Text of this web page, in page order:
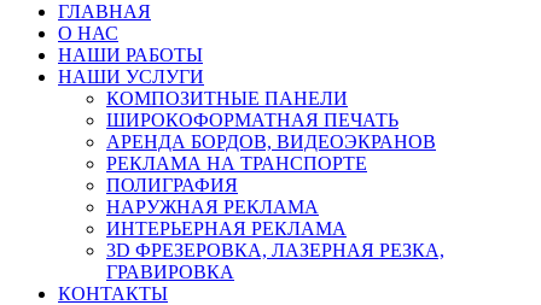
ГЛАВНАЯ
О НАС
НАШИ РАБОТЫ
НАШИ УСЛУГИ
КОМПОЗИТНЫЕ ПАНЕЛИ
ШИРОКОФОРМАТНАЯ ПЕЧАТЬ
АРЕНДА БОРДОВ, ВИДЕОЭКРАНОВ
РЕКЛАМА НА ТРАНСПОРТЕ
ПОЛИГРАФИЯ
НАРУЖНАЯ РЕКЛАМА
ИНТЕРЬЕРНАЯ РЕКЛАМА
3D ФРЕЗЕРОВКА, ЛАЗЕРНАЯ РЕЗКА,
ГРАВИРОВКА
КОНТАКТЫ